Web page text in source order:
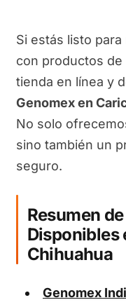
Si estás listo
con productos de
tienda en línea y
Genomex en
No solo
sino también un
seguro.
Resumen
Disponibles
Chihuahua
Genomex